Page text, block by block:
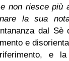
non riesce più
la sua
dal Sè
e
e la